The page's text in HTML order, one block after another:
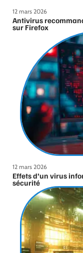
12 mars 2026
Antivirus
sur Firefox
12 mars 2026
Effets d’un virus
sécurité